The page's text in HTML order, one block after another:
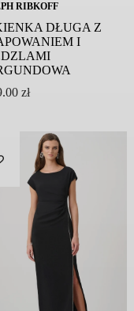
TROPEZ
RIBKOFF
DŁUGA Z
I
zł